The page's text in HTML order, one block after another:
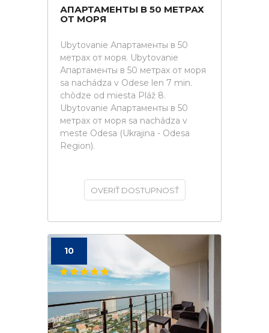
АПАРТАМЕНТЫ В 50 МЕТРАХ
ОТ МОРЯ
Ubytovanie Апартаменты в 50
метрах от моря. Ubytovanie
Апартаменты в 50 метрах от моря
sa nachádza v Odese len 7 min.
chôdze od miesta Pláž 8.
Ubytovanie Апартаменты в 50
метрах от моря sa nachádza v
meste Odesa (Ukrajina - Odesa
Region).
OVERIŤ DOSTUPNOSŤ
10